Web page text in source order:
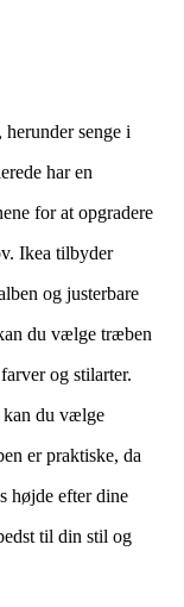
senge i
har en
for at opgradere
Ikea tilbyder
og justerbare
du vælge træben
og stilarter.
kan du vælge
er praktiske, da
højde efter dine
til din stil og